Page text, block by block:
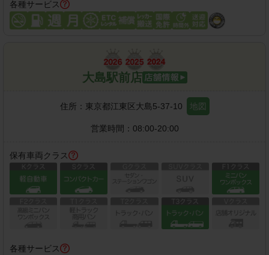
各種サービス
大島駅前店
住所： 東京都江東区大島5-37-10 地図
営業時間： 08:00-20:00
保有車両クラス
各種サービス